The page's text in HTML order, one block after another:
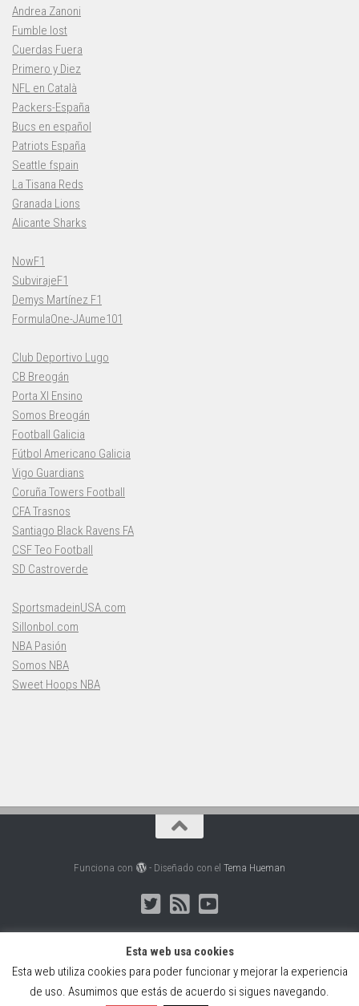
Andrea Zanoni
Fumble lost
Cuerdas Fuera
Primero y Diez
NFL en Català
Packers-España
Bucs en español
Patriots España
Seattle fspain
La Tisana Reds
Granada Lions
Alicante Sharks
NowF1
SubvirajeF1
Demys Martínez F1
FormulaOne-JAume101
Club Deportivo Lugo
CB Breogán
Porta XI Ensino
Somos Breogán
Football Galicia
Fútbol Americano Galicia
Vigo Guardians
Coruña Towers Football
CFA Trasnos
Santiago Black Ravens FA
CSF Teo Football
SD Castroverde
SportsmadeinUSA.com
Sillonbol.com
NBA Pasión
Somos NBA
Sweet Hoops NBA
Funciona con - Diseñado con el Tema Hueman
Web creada, alojada y mantenida por Café Dixital SL - 2026.
Visítanos enhttps://cafedixital.como ponte en contacto con
Esta web usa cookies
Esta web utiliza cookies para poder funcionar y mejorar la experiencia
de uso. Asumimos que estás de acuerdo si sigues navegando.